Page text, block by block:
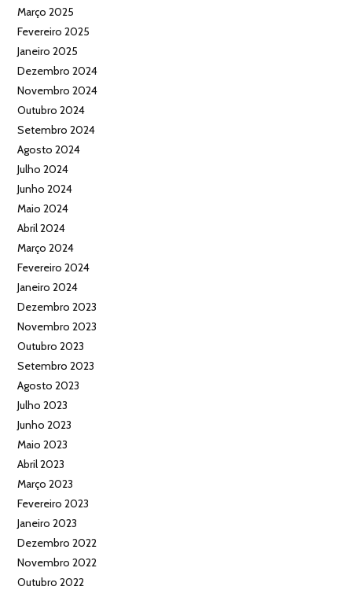
Março 2025
Fevereiro 2025
Janeiro 2025
Dezembro 2024
Novembro 2024
Outubro 2024
Setembro 2024
Agosto 2024
Julho 2024
Junho 2024
Maio 2024
Abril 2024
Março 2024
Fevereiro 2024
Janeiro 2024
Dezembro 2023
Novembro 2023
Outubro 2023
Setembro 2023
Agosto 2023
Julho 2023
Junho 2023
Maio 2023
Abril 2023
Março 2023
Fevereiro 2023
Janeiro 2023
Dezembro 2022
Novembro 2022
Outubro 2022